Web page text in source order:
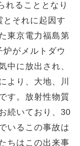
れることとなり
とそれに起因す
東京電力福島第
がメルトダウ
中に放出され、
より、大地、川
す。放射性物質
続いており、30
いるこの事故は
ちはこの出来事